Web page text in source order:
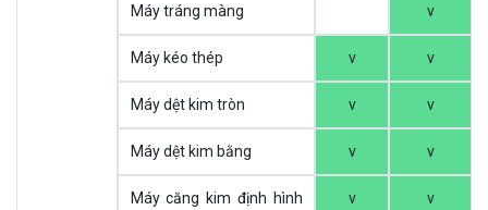
Máy tráng màng v
Máy kéo thép v v
Máy dệt kim tròn v v
Máy dệt kim bằng v v
Máy căng kim định hình
v v